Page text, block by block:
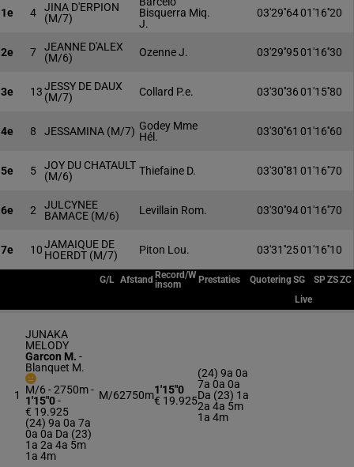
1e 4
JINA D'ERPION
(M/7)
Bisquerra Miq.
J.
03'29''6401'16''20
2e 7
JEANNE D'ALEX
(M/6)
Ozenne J. 03'29''9501'16''30
3e 13JESSY DE DAUX
(M/7)
Collard P.e. 03'30''3601'15''80
4e 8 JESSAMINA (M/7) Godey Mme
Hél.
03'30''61 01'16''60
5e 5
JOY DU CHATAULT
(M/6)
Thiefaine D. 03'30''81 01'16''70
6e 2
JULCYNEE
BAMACE (M/6) Levillain Rom. 03'30''9401'16''70
7e 10JAMAIQUE DE
HOERDT (M/7) Piton Lou. 03'31''2501'16''10
G/L Afstand Record/W
insom
Prestaties QuoteringSG SPZSZC
Live
1
JUNAKA
MELODY
Garcon M. -
Blanquet M.
M/6 - 2750m-
1'15"0-
€ 19.925
(24) 9a 0a 7a
0a 0a Da (23)
1a 2a 4a 5m
1a 4m
M/62750m1'15"0
€ 19.925
(24) 9a 0a
7a 0a 0a
Da (23) 1a
2a 4a 5m
1a 4m